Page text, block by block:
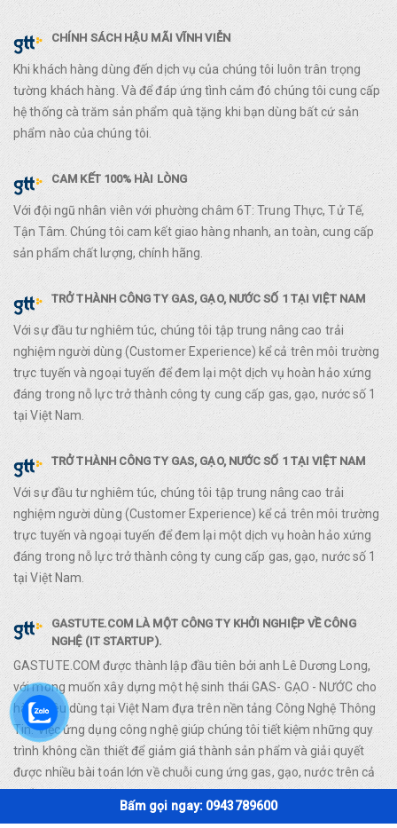
CHÍNH SÁCH HẬU MÃI VĨNH VIỄN
Khi khách hàng dùng đến dịch vụ của chúng tôi luôn trân trọng
tường khách hàng. Và để đáp ứng tình cảm đó chúng tôi cung cấp
hệ thống cà trăm sản phẩm quà tặng khi bạn dùng bất cứ sản
phẩm nào của chúng tôi.
CAM KẾT 100% HÀI LÒNG
Với đội ngũ nhân viên với phường châm 6T: Trung Thực, Tử Tế,
Tận Tâm. Chúng tôi cam kết giao hàng nhanh, an toàn, cung cấp
sản phẩm chất lượng, chính hãng.
TRỞ THÀNH CÔNG TY GAS, GẠO, NƯỚC SỐ 1 TẠI VIỆT NAM
Với sự đầu tư nghiêm túc, chúng tôi tập trung nâng cao trải
nghiệm người dùng (Customer Experience) kể cả trên môi trường
trực tuyến và ngoại tuyến để đem lại một dịch vụ hoàn hảo xứng
đáng trong nỗ lực trở thành công ty cung cấp gas, gạo, nước số 1
tại Việt Nam.
TRỞ THÀNH CÔNG TY GAS, GẠO, NƯỚC SỐ 1 TẠI VIỆT NAM
Với sự đầu tư nghiêm túc, chúng tôi tập trung nâng cao trải
nghiệm người dùng (Customer Experience) kể cả trên môi trường
trực tuyến và ngoại tuyến để đem lại một dịch vụ hoàn hảo xứng
đáng trong nỗ lực trở thành công ty cung cấp gas, gạo, nước số 1
tại Việt Nam.
GASTUTE.COM LÀ MỘT CÔNG TY KHỞI NGHIỆP VỀ CÔNG
NGHỆ (IT STARTUP).
GASTUTE.COM được thành lập đầu tiên bởi anh Lê Dương Long,
với mong muốn xây dựng một hệ sinh thái GAS- GẠO - NƯỚC cho
hàng tiêu dùng tại Việt Nam đựa trên nền tảng Công Nghệ Thông
Tin. Việc ứng dụng công nghệ giúp chúng tôi tiết kiệm những quy
trình không cần thiết để giảm giá thành sản phẩm và giải quyết
được nhiều bài toán lớn về chuỗi cung ứng gas, gạo, nước trên cả
nước.
Bấm gọi ngay: 0943789600